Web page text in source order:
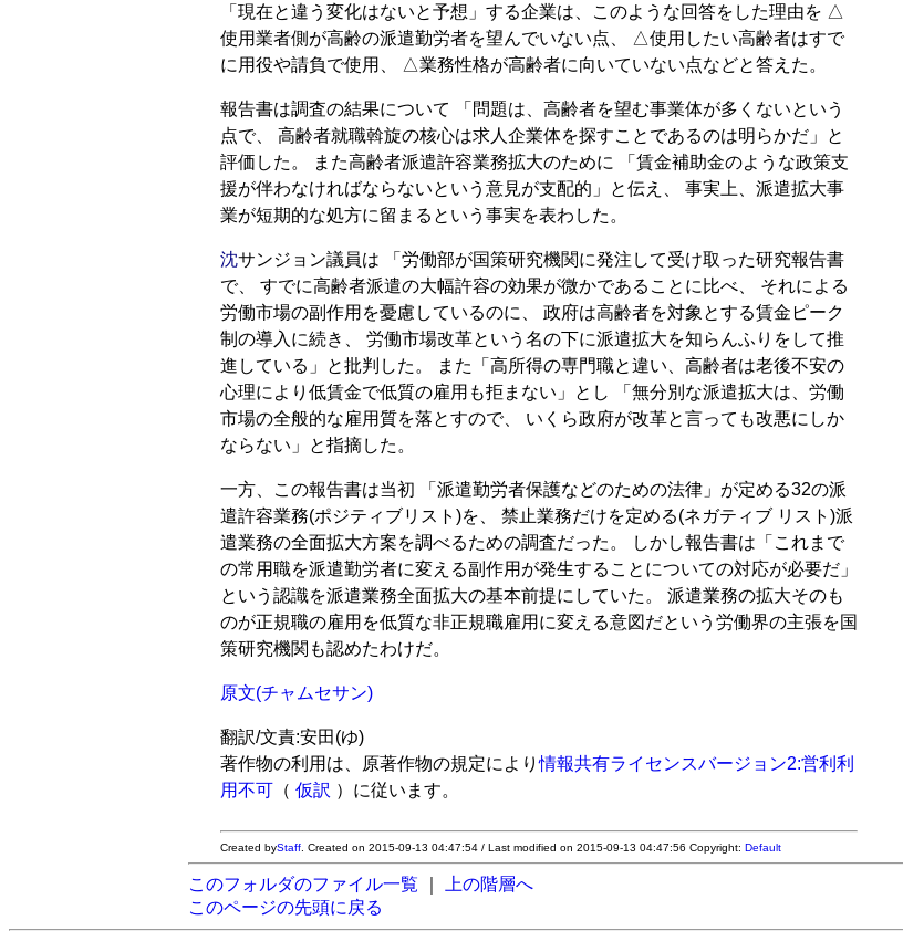
「現在と違う変化はないと予想」する企業は、このような回答をした理由を △
使用業者側が高齢の派遣勤労者を望んでいない点、 △使用したい高齢者はすで
に用役や請負で使用、 △業務性格が高齢者に向いていない点などと答えた。
報告書は調査の結果について 「問題は、高齢者を望む事業体が多くないという
点で、 高齢者就職斡旋の核心は求人企業体を探すことであるのは明らかだ」と
評価した。 また高齢者派遣許容業務拡大のために 「賃金補助金のような政策支
援が伴わなければならないという意見が支配的」と伝え、 事実上、派遣拡大事
業が短期的な処方に留まるという事実を表わした。
沈サンジョン議員は 「労働部が国策研究機関に発注して受け取った研究報告書
で、 すでに高齢者派遣の大幅許容の効果が微かであることに比べ、 それによる
労働市場の副作用を憂慮しているのに、 政府は高齢者を対象とする賃金ピーク
制の導入に続き、 労働市場改革という名の下に派遣拡大を知らんふりをして推
進している」と批判した。 また「高所得の専門職と違い、高齢者は老後不安の
心理により低賃金で低質の雇用も拒まない」とし 「無分別な派遣拡大は、労働
市場の全般的な雇用質を落とすので、 いくら政府が改革と言っても改悪にしか
ならない」と指摘した。
一方、この報告書は当初 「派遣勤労者保護などのための法律」が定める32の派
遣許容業務(ポジティブリスト)を、 禁止業務だけを定める(ネガティブ リスト)派
遣業務の全面拡大方案を調べるための調査だった。 しかし報告書は「これまで
の常用職を派遣勤労者に変える副作用が発生することについての対応が必要だ」
という認識を派遣業務全面拡大の基本前提にしていた。 派遣業務の拡大そのも
のが正規職の雇用を低質な非正規職雇用に変える意図だという労働界の主張を国
策研究機関も認めたわけだ。
原文(チャムセサン)
翻訳/文責:安田(ゆ)
著作物の利用は、原著作物の規定により情報共有ライセンスバージョン2:営利利
用不可 （仮訳 ）に従います。
Created byStaff . Created on 2015-09-13 04:47:54 / Last modified on 2015-09-13 04:47:56 Copyright:Default
このフォルダのファイル一覧
上の階層へ
このページの先頭に戻る